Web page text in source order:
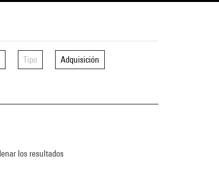
Tipo Adquisición
los resultados